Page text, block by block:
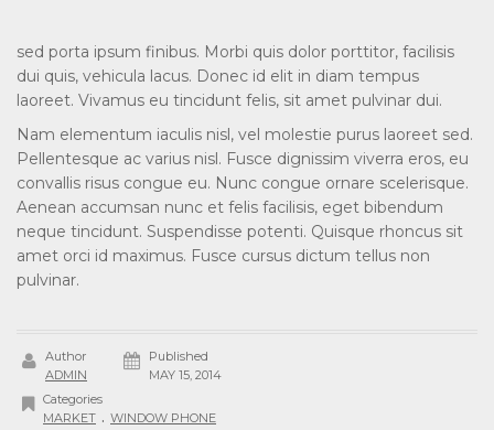
sed porta ipsum finibus. Morbi quis dolor porttitor, facilisis
dui quis, vehicula lacus. Donec id elit in diam tempus
laoreet. Vivamus eu tincidunt felis, sit amet pulvinar dui.
Nam elementum iaculis nisl, vel molestie purus laoreet sed.
Pellentesque ac varius nisl. Fusce dignissim viverra eros, eu
convallis risus congue eu. Nunc congue ornare scelerisque.
Aenean accumsan nunc et felis facilisis, eget bibendum
neque tincidunt. Suspendisse potenti. Quisque rhoncus sit
amet orci id maximus. Fusce cursus dictum tellus non
pulvinar.
Author
ADMIN
Published
MAY 15, 2014
Categories
MARKET . WINDOW PHONE